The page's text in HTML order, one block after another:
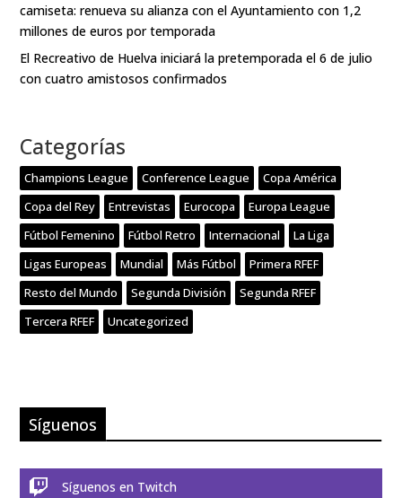
camiseta: renueva su alianza con el Ayuntamiento con 1,2
millones de euros por temporada
El Recreativo de Huelva iniciará la pretemporada el 6 de julio
con cuatro amistosos confirmados
Categorías
Champions League Conference League
Copa América
Copa del Rey
Entrevistas Eurocopa
Europa League
Fútbol Femenino
Fútbol Retro Internacional
La Liga
Ligas Europeas
Mundial Más Fútbol
Primera RFEF
Resto del Mundo
Segunda División
Segunda RFEF
Tercera RFEF
Uncategorized
Síguenos
 Síguenos en Twitch